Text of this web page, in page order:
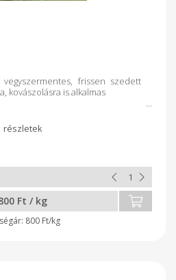
frissen szedett
kovászolásra is alkalmas
Ft / kg
800 Ft/kg